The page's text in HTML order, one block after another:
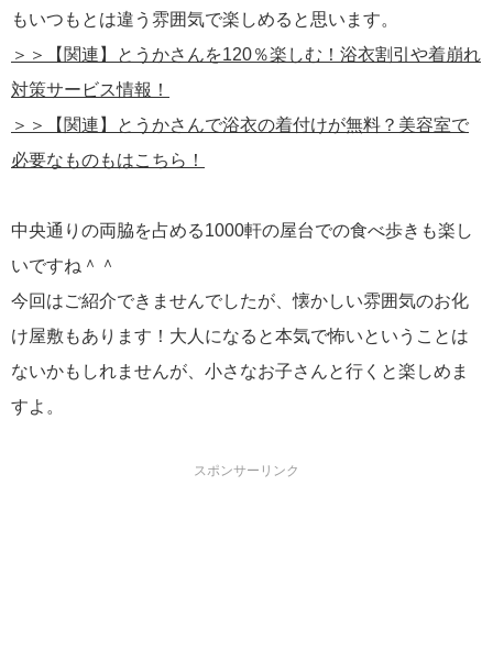
もいつもとは違う雰囲気で楽しめると思います。
＞＞【関連】とうかさんを120％楽しむ！浴衣割引や着崩れ
対策サービス情報！
＞＞【関連】とうかさんで浴衣の着付けが無料？美容室で
必要なものもはこちら！
中央通りの両脇を占める1000軒の屋台での食べ歩きも楽し
いですね＾＾
今回はご紹介できませんでしたが、懐かしい雰囲気のお化
け屋敷もあります！大人になると本気で怖いということは
ないかもしれませんが、小さなお子さんと行くと楽しめま
すよ。
スポンサーリンク